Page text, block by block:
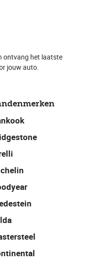
ontvang het laatste
jouw auto.